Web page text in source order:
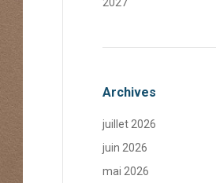
2027
Archives
juillet 2026
juin 2026
mai 2026